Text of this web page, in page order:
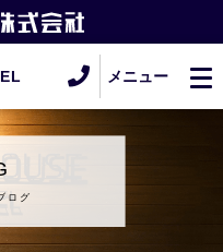
メニュー
ログ